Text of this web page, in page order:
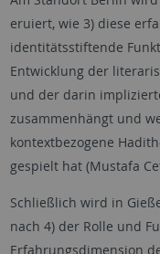
eruiert, wie 3) diese
identitätsstiftende
Entwicklung der
und der darin
zusammenhängt und
kontextbezogene
gespielt hat (Mustafa
Schließlich wird in
nach 4) der Rolle und
Erfahrungsdimension